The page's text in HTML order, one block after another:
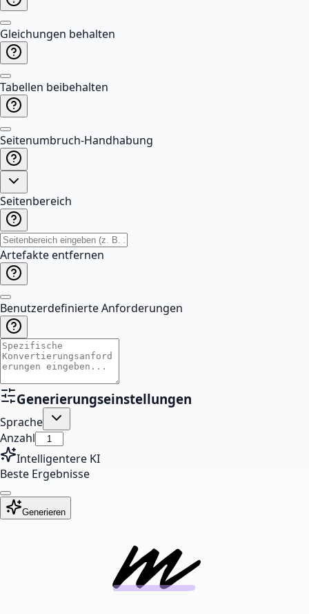
Gleichungen behalten
Tabellen beibehalten
Seitenumbruch-Handhabung
Seitenbereich
Artefakte entfernen
Benutzerdefinierte Anforderungen
Generierungseinstellungen
Sprache
Anzahl
Intelligentere KI
Beste Ergebnisse
Generieren